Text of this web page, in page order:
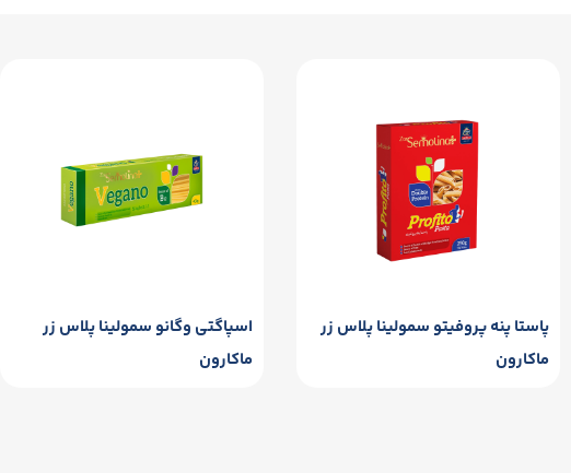
پاستا پنه پروفیتو سمولینا پلاس زر
ماکارون
اسپاگتی وگانو سمولینا پلاس زر
ماکارون